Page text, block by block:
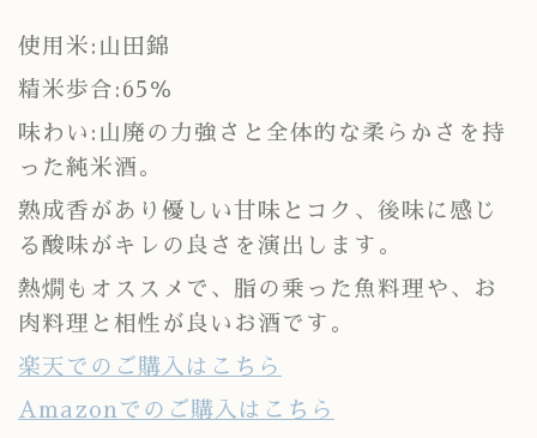
使用米:山田錦
精米歩合:65％
味わい:山廃の力強さと全体的な柔らかさを持
った純米酒。
熟成香があり優しい甘味とコク、後味に感じ
る酸味がキレの良さを演出します。
熱燗もオススメで、脂の乗った魚料理や、お
肉料理と相性が良いお酒です。
楽天でのご購入はこちら
Amazonでのご購入はこちら